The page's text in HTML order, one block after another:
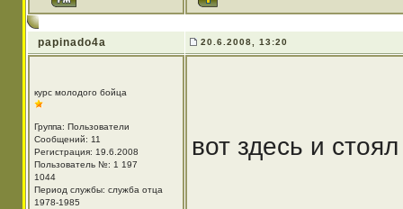
papinado4a 20.6.2008, 13:20
курс молодого бойца
Группа: Пользователи
Сообщений: 11
Регистрация: 19.6.2008
Пользователь №: 1 197
1044
Период службы: служба отца
1978-1985
вот здесь и